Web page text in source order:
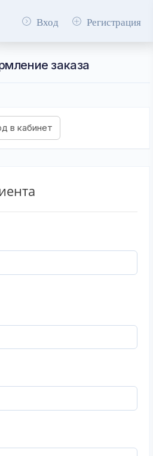
Вход Регистрация
заказа